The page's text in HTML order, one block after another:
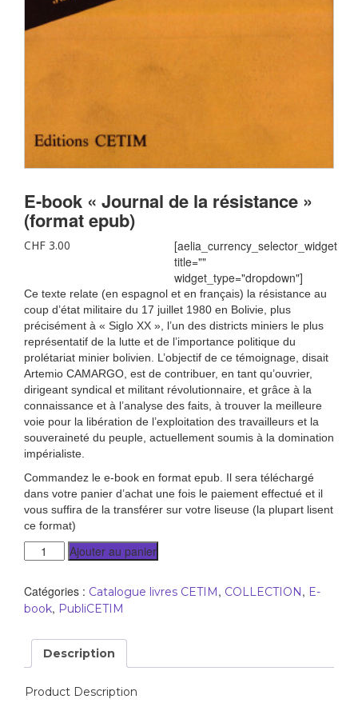
E-book « Journal de la résistance »
(format epub)
[aelia_currency_selector_widget
title=""
widget_type="dropdown"]
CHF 3.00
Ce texte relate (en espagnol et en français) la résistance au
coup d’état militaire du 17 juillet 1980 en Bolivie, plus
précisément à « Siglo XX », l’un des districts miniers le plus
représentatif de la lutte et de l’importance politique du
prolétariat minier bolivien. L’objectif de ce témoignage, disait
Artemio CAMARGO, est de contribuer, en tant qu’ouvrier,
dirigeant syndical et militant révolutionnaire, et grâce à la
connaissance et à l’analyse des faits, à trouver la meilleure
voie pour la libération de l’exploitation des travailleurs et la
souveraineté du peuple, actuellement soumis à la domination
impérialiste.
Commandez le e-book en format epub. Il sera téléchargé
dans votre panier d’achat une fois le paiement effectué et il
vous suffira de la transférer sur votre liseuse (la plupart lisent
ce format)
Ajouter au panier
Catégories : Catalogue livres CETIM, COLLECTION, E-
book, PubliCETIM
Description
Product Description